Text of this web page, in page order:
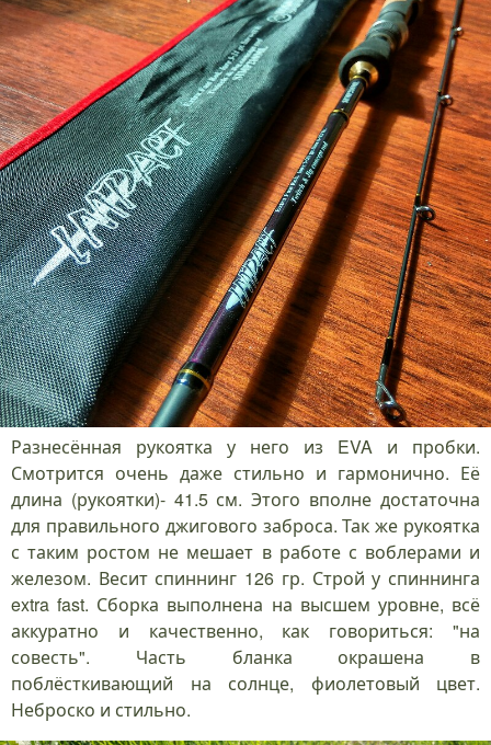
Разнесённая рукоятка у него из EVA и пробки.
Смотрится очень даже стильно и гармонично. Её
длина (рукоятки)- 41.5 см. Этого вполне достаточна
для правильного джигового заброса. Так же рукоятка
с таким ростом не мешает в работе с воблерами и
железом. Весит спиннинг 126 гр. Строй у спиннинга
extra fast. Сборка выполнена на высшем уровне, всё
аккуратно и качественно, как говориться: "на
совесть". Часть бланка окрашена в
поблёсткивающий на солнце, фиолетовый цвет.
Неброско и стильно.